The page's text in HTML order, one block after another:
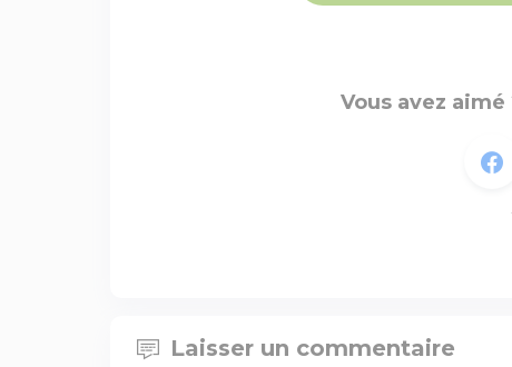
Vous avez
Laisser un commentaire